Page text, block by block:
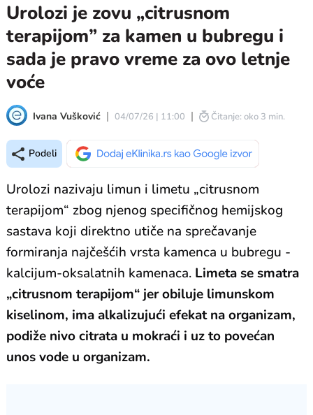
Urolozi je zovu „citrusnom
terapijom” za kamen u bubregu i
sada je pravo vreme za ovo letnje
voće
Ivana Vušković 04/07/26 | 11:00 Čitanje: oko 3 min.
Podeli
Urolozi nazivaju limun i limetu „citrusnom
terapijom“ zbog njenog specifičnog hemijskog
sastava koji direktno utiče na sprečavanje
formiranja najčešćih vrsta kamenca u bubregu -
kalcijum-oksalatnih kamenaca. Limeta se smatra
„citrusnom terapijom“ jer obiluje limunskom
kiselinom, ima alkalizujući efekat na organizam,
podiže nivo citrata u mokraći i uz to povećan
unos vode u organizam.